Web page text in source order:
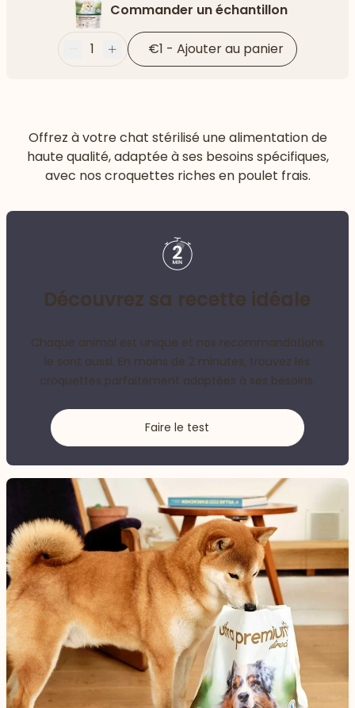
Commander un échantillon
Moins
1 Plus €1 - Ajouter au panier
Offrez à votre chat stérilisé une alimentation de
haute qualité, adaptée à ses besoins spécifiques,
avec nos croquettes riches en poulet frais.
Découvrez sa recette idéale
Chaque animal est unique et nos recommandations
le sont aussi. En moins de 2 minutes, trouvez les
croquettes parfaitement adaptées à ses besoins.
Faire le test